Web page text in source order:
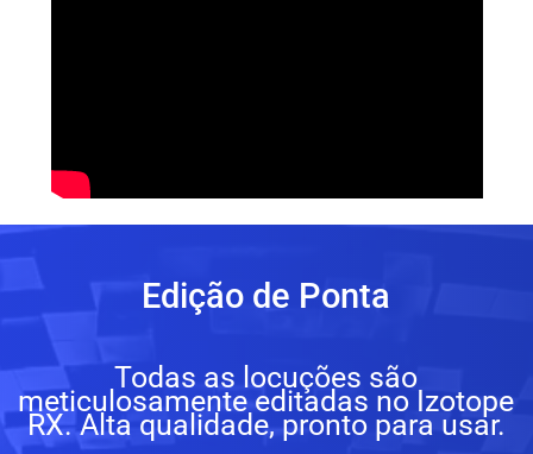
Edição de Ponta
Todas as locuções são
meticulosamente editadas no Izotope
RX. Alta qualidade, pronto para usar.